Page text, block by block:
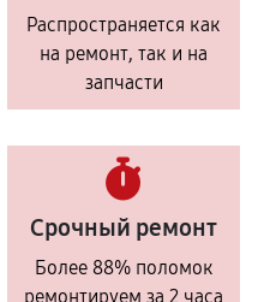
Распространяется как
на ремонт, так и на
запчасти
Срочный ремонт
Более 88% поломок
ремонтируем за 2 часа